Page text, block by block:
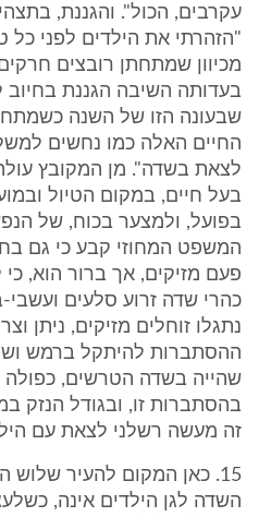
עקרבים, הכול". והגננת,
"הזהרתי את הילדים לפני כל
מכיוון שמתחתן רובצים
בעדותה השיבה הגננת
שבעונה הזו של השנה
החיים האלה כמו נחשים
לצאת בשדה". מן המקובץ
בעל חיים, במקום הטיול
בפועל, ולמצער בכוח, של
המשפט המחוזי קבע כי גם
פעם מזיקים, אך ברור הוא,
כהרי שדה זרוע סלעים
נתגלו זוחלים מזיקים, ניתן
ההסתברות להיתקל ברמש
שהייה בשדה הטרשים,
בהסתברות זו, ובגודל הנזק
זה מעשה רשלני לצאת עם
15. כאן המקום להעיר
השדה לגן הילדים אינה,